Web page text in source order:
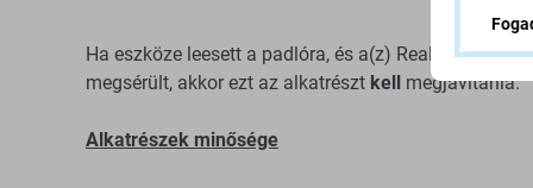
Ha eszköze leesett a padlóra, és a(z) Realme GT
megsérült, akkor ezt az alkatrészt kell megjavítania.
Alkatrészek minősége